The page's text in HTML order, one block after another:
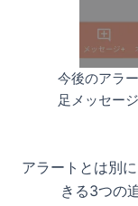
今後のアラ
足メッセー
アラートとは別
きる3つの